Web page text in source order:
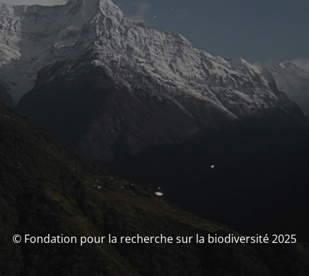
© Fondation pour la recherche sur la biodiversité 2025